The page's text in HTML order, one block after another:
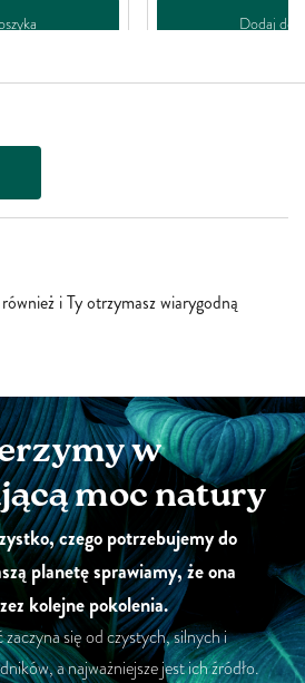
Dodaj do
i Ty otrzymasz wiarygodną
w
moc natury
czego potrzebujemy do
planetę sprawiamy, że ona
kolejne pokolenia.
zaczyna się od czystych, silnych i
a najważniejsze jest ich źródło.